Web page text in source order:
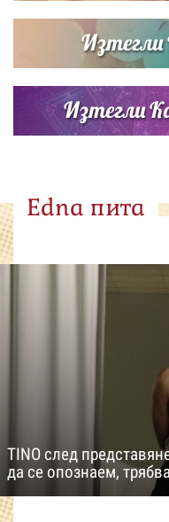
Изтегли
Изтегли
Edna пита
TINO след
да се опознаем,